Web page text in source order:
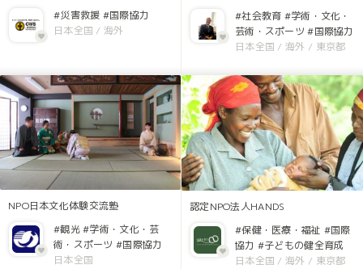
#災害救援 #国際協力
日本全国 / 海外
#社会教育 #学術・文化・
芸術・スポーツ #国際協力
日本全国 / 海外 / 東京都
NPO日本文化体験交流塾
#観光#学術・文化・芸
術・スポーツ #国際協力
日本全国
認定NPO法人HANDS
#保健・医療・福祉 #国際
協力 #子どもの健全育成
日本全国 / 海外 / 東京都